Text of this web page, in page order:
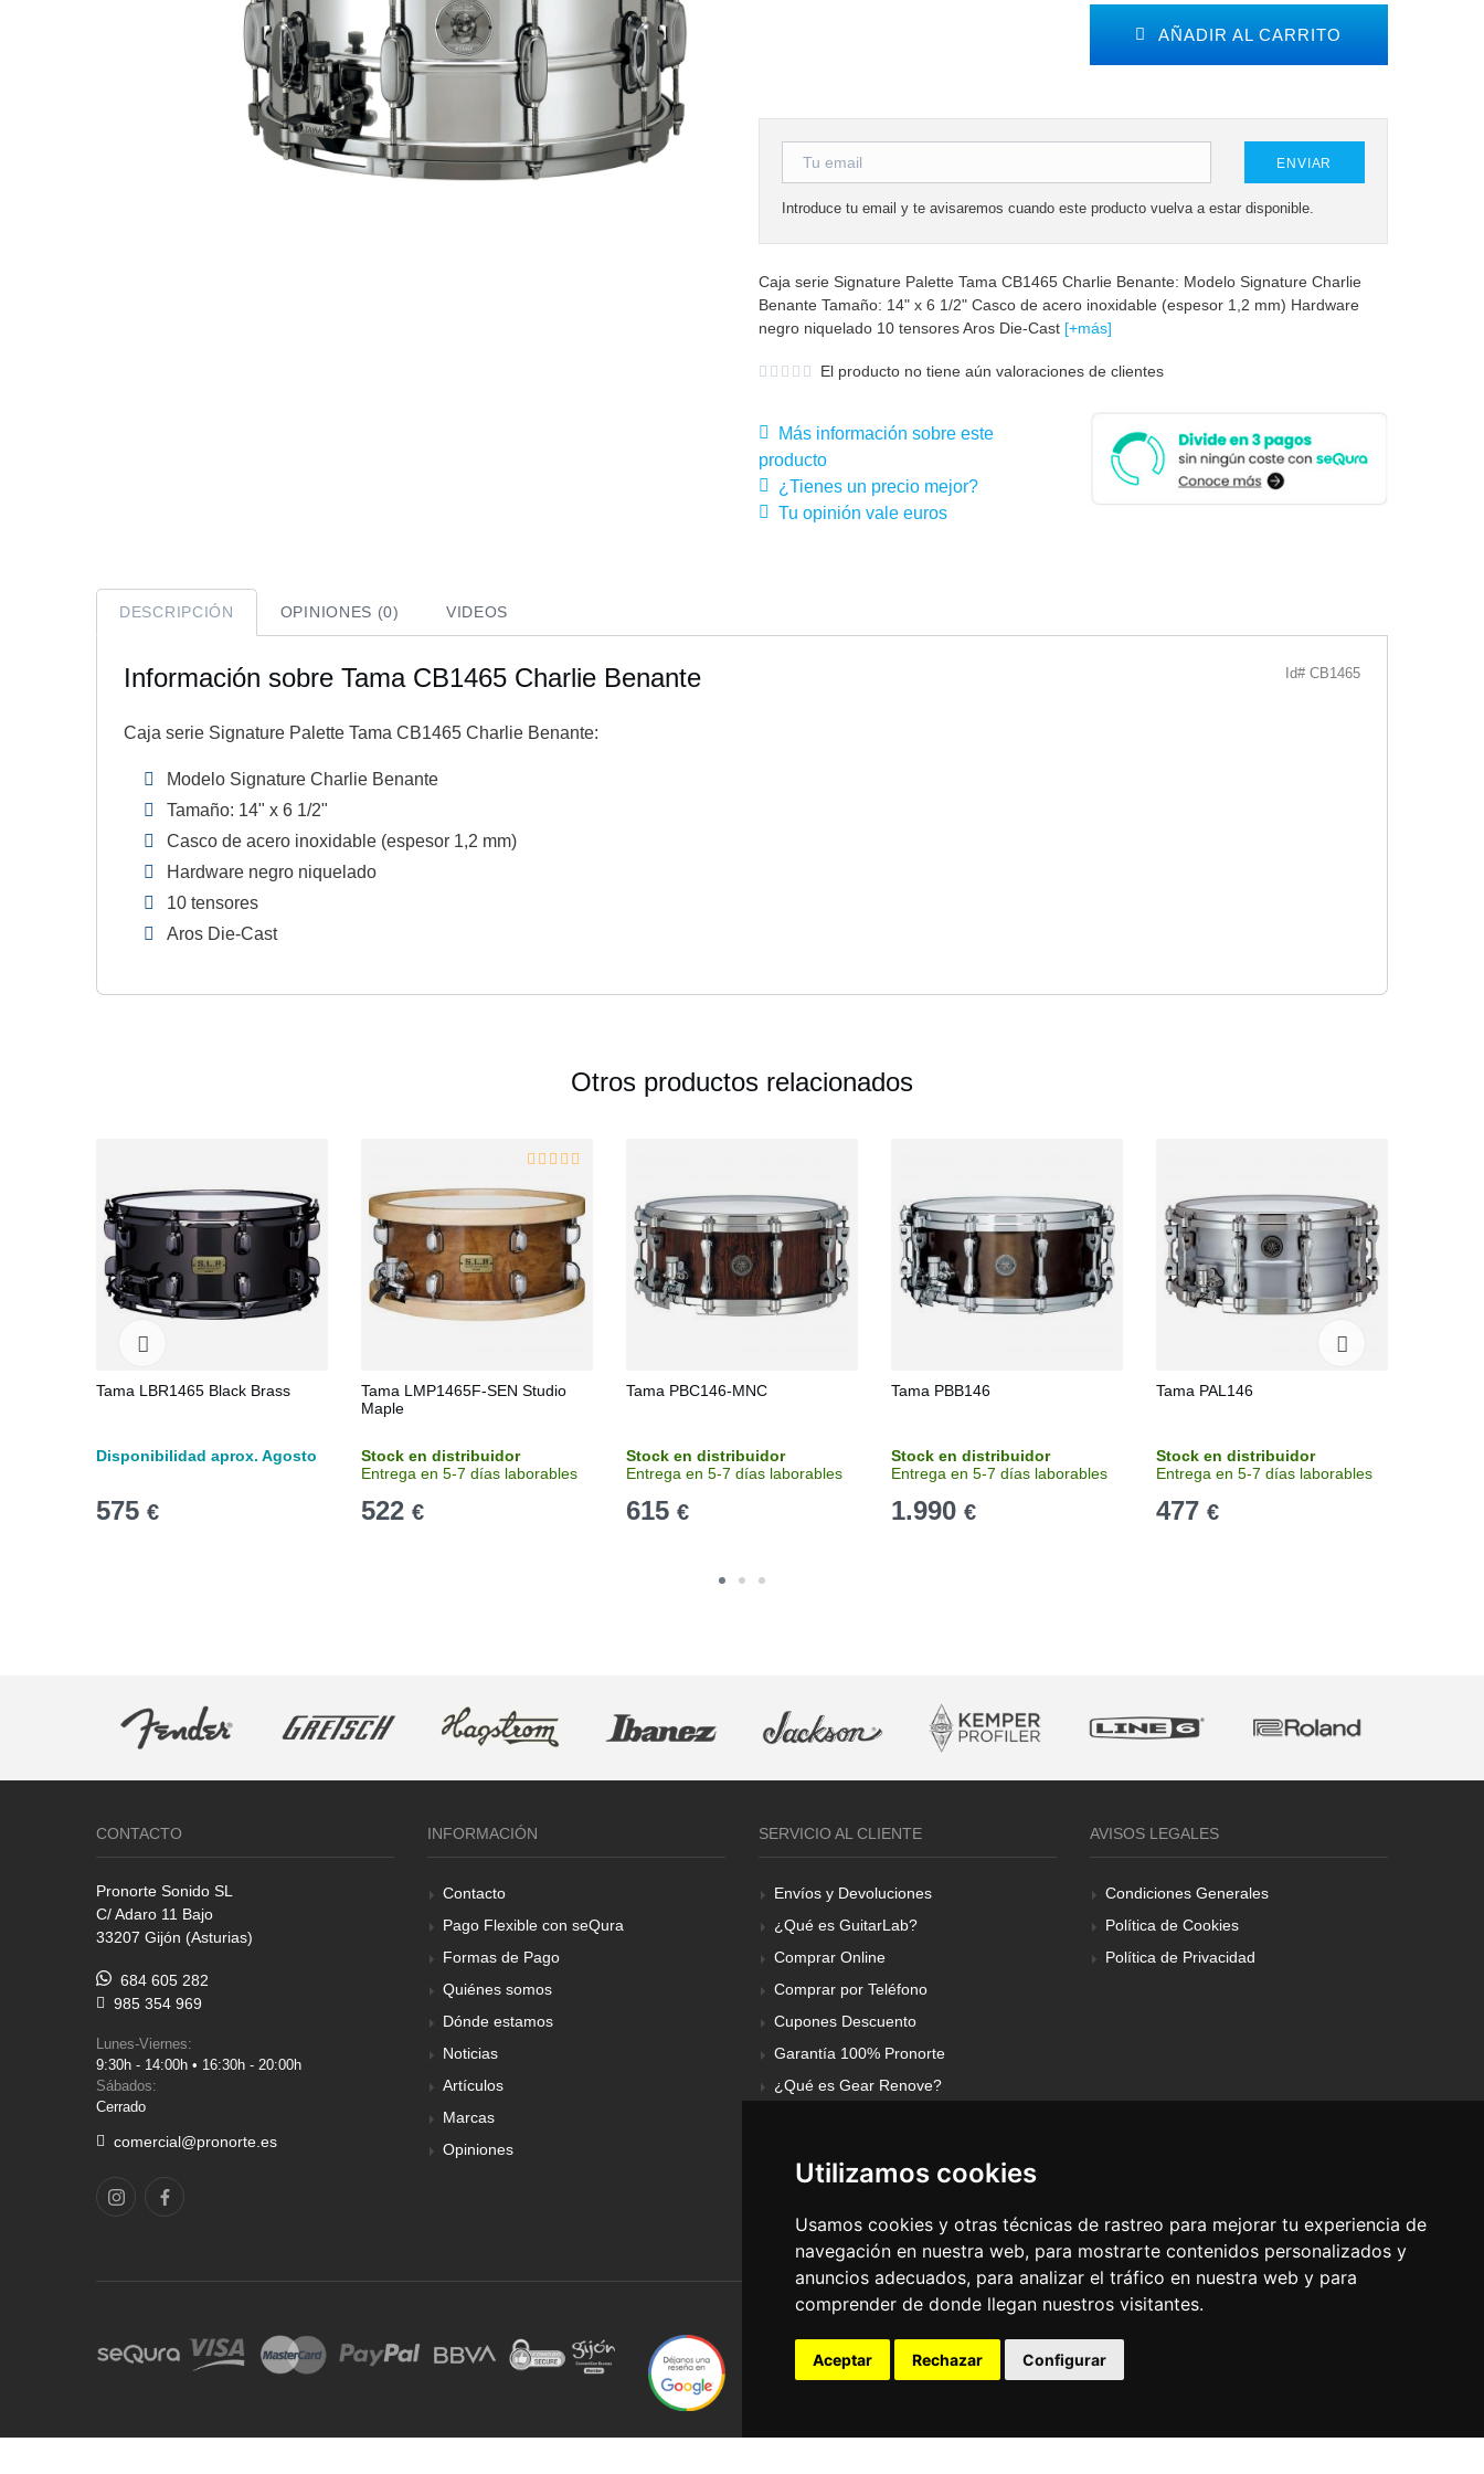
Utilizamos cookies
Usamos cookies y otras técnicas de rastreo para mejorar tu experiencia de
navegación en nuestra web, para mostrarte contenidos personalizados y
anuncios adecuados, para analizar el tráfico en nuestra web y para
comprender de donde llegan nuestros visitantes.
Aceptar Rechazar Configurar
AÑADIR AL CARRITO
ENVIAR
Introduce tu email y te avisaremos cuando este producto vuelva a estar disponible.
Caja serie Signature Palette Tama CB1465 Charlie Benante: Modelo Signature Charlie
Benante Tamaño: 14" x 6 1/2" Casco de acero inoxidable (espesor 1,2 mm) Hardware
negro niquelado 10 tensores Aros Die-Cast [+más]
El producto no tiene aún valoraciones de clientes
Más información sobre este
producto
¿Tienes un precio mejor?
Tu opinión vale euros
DESCRIPCIÓN OPINIONES (0) VIDEOS
Información sobre Tama CB1465 Charlie Benante Id# CB1465
Caja serie Signature Palette Tama CB1465 Charlie Benante:
Modelo Signature Charlie Benante
Tamaño: 14" x 6 1/2"
Casco de acero inoxidable (espesor 1,2 mm)
Hardware negro niquelado
10 tensores
Aros Die-Cast
Otros productos relacionados
Tama LBR1465 Black Brass
Disponibilidad aprox. Agosto
575 €
Tama LMP1465F-SEN Studio
Maple
Stock en distribuidor
Entrega en 5-7 días laborables
522 €
Tama PBC146-MNC
Stock en distribuidor
Entrega en 5-7 días laborables
615 €
Tama PBB146
Stock en distribuidor
Entrega en 5-7 días laborables
1.990 €
Tama PAL146
Stock en distribuidor
Entrega en 5-7 días laborables
477 €
CONTACTO
Pronorte Sonido SL
C/ Adaro 11 Bajo
33207 Gijón (Asturias)
684 605 282
985 354 969
Lunes-Viernes:
9:30h - 14:00h • 16:30h - 20:00h
Sábados:
Cerrado
comercial@pronorte.es
INFORMACIÓN
Contacto
Pago Flexible con seQura
Formas de Pago
Quiénes somos
Dónde estamos
Noticias
Artículos
Marcas
Opiniones
SERVICIO AL CLIENTE
Envíos y Devoluciones
¿Qué es GuitarLab?
Comprar Online
Comprar por Teléfono
Cupones Descuento
Garantía 100% Pronorte
¿Qué es Gear Renove?
AVISOS LEGALES
Condiciones Generales
Política de Cookies
Política de Privacidad
© Pronorte Sonido SL. Todos los derechos reservados.